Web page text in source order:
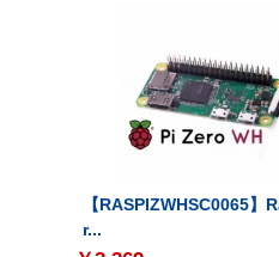
【RASPIZWHSC0065】
r...